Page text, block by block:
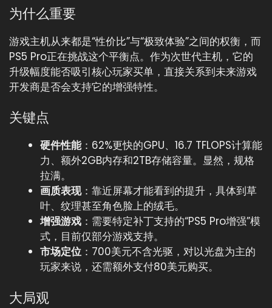
为什么重要
游戏主机从来都是“性价比”与“极致体验”之间的权衡，而
PS5 Pro正在挑战这个平衡点。作为次世代主机，它的
升级幅度能否吸引核心玩家买单，直接关系到未来游戏
开发商是否会支持它的增强特性。
关键点
硬件性能：62%更快的GPU、16.7 TFLOPS计算能
力、额外2GB内存和2TB存储容量。显然，规格
拉满。
画质表现：靠近屏幕才能看到的提升，具体到草
叶、纹理甚至角色脸上的绒毛。
增强游戏 ：需要特定补丁支持的“PS5 Pro增强”模
式，目前仅部分游戏支持。
市场定位 ：700美元不含光驱，对以光盘为主的
玩家来说，还需额外支付80美元购买。
大局观